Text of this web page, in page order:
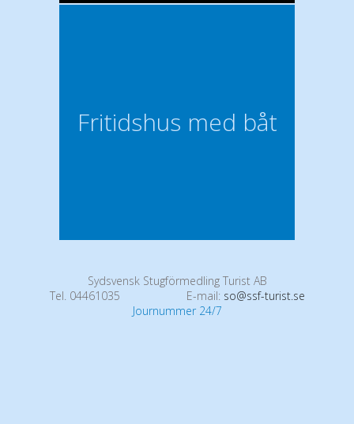
Fritidshus med båt
Sydsvensk Stugförmedling Turist AB
Tel. 04461035
E-mail: so@ssf-turist.se
Journummer 24/7